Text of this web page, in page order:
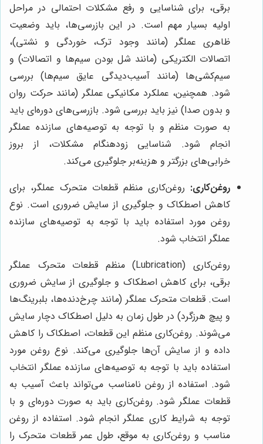
برقی، برای شناسایی و رفع مشکلات احتمالی در مراحل
اولیه بسیار مهم است. در این بازرسی‌ها، باید وضعیت
ظاهری عملگر (مانند وجود ترک، خوردگی و نشتی)،
اتصالات الکتریکی (مانند شل بودن سیم‌ها و اتصالات) و
سیم‌کشی‌ها (مانند آسیب‌دیدگی عایق سیم‌ها) بررسی
شود. همچنین، عملکرد مکانیکی عملگر (مانند حرکت روان
و بدون صدا) نیز باید بررسی شود. بازرسی‌های دوره‌ای باید
به صورت منظم و با توجه به توصیه‌های سازنده عملگر
انجام شود. شناسایی زودهنگام مشکلات، از بروز
خرابی‌های بزرگتر و هزینه‌بر جلوگیری می‌کند.
روغن‌کاری: روغن‌کاری منظم قطعات متحرک عملگر، برای
کاهش اصطکاک و جلوگیری از سایش ضروری است. نوع
روغن مورد استفاده باید با توجه به توصیه‌های سازنده
عملگر انتخاب شود.
روغن‌کاری (Lubrication) منظم قطعات متحرک عملگر
برقی، برای کاهش اصطکاک و جلوگیری از سایش ضروری
است. قطعات متحرک عملگر (مانند چرخ‌دنده‌ها، بلبرینگ‌ها
و پیچ هرزگرد) در طول زمان به دلیل اصطکاک دچار سایش
می‌شوند. روغن‌کاری منظم این قطعات، اصطکاک را کاهش
داده و از سایش آن‌ها جلوگیری می‌کند. نوع روغن مورد
استفاده باید با توجه به توصیه‌های سازنده عملگر انتخاب
شود. استفاده از روغن نامناسب می‌تواند باعث آسیب به
قطعات عملگر شود. روغن‌کاری باید به صورت دوره‌ای و با
توجه به شرایط کاری عملگر انجام شود. استفاده از روغن
مناسب و روغن‌کاری به موقع، طول عمر قطعات متحرک را